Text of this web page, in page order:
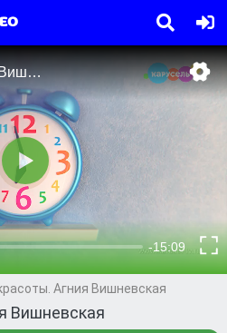
Агния Вишневская
Вишневская